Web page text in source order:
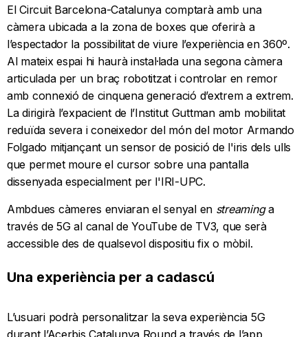
El Circuit Barcelona-Catalunya comptarà amb una
càmera ubicada a la zona de boxes que oferirà a
l’espectador la possibilitat de viure l’experiència en 360º.
Al mateix espai hi haurà instal·lada una segona càmera
articulada per un braç robotitzat i controlar en remor
amb connexió de cinquena generació d’extrem a extrem.
La dirigirà l’expacient de l’Institut Guttman amb mobilitat
reduïda severa i coneixedor del món del motor Armando
Folgado mitjançant un sensor de posició de l'iris dels ulls
que permet moure el cursor sobre una pantalla
dissenyada especialment per l'IRI-UPC.
Ambdues càmeres enviaran el senyal en streaminga
través de 5G al canal de YouTube de TV3, que serà
accessible des de qualsevol dispositiu fix o mòbil.
Una experiència per a cadascú
L’usuari podrà personalitzar la seva experiència 5G